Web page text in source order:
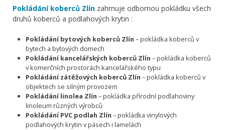
Pokládání koberců Zlín zahrnuje odbornou pokládku všech
druhů koberců a podlahových krytin :
Pokládání bytových koberců Zlín – pokládka koberců v
bytech a bytových domech
Pokládání kancelářských koberců Zlín – pokládka koberců
v komerčních prostorách kancelářského typu
Pokládání zátěžových koberců Zlín – pokládka koberců v
objektech se silným provozem
Pokládání linolea Zlín – pokládka přírodní podlahoviny
linoleum různých výrobců
Pokládání PVC podlah Zlín – pokládka vinylových
podlahových krytin v pásech i lamelách